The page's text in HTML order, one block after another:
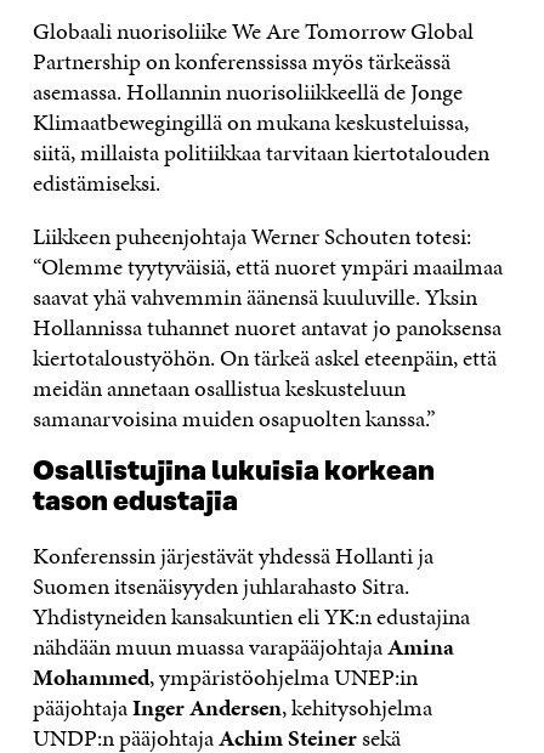
Globaali nuorisoliike We Are Tomorrow Global
Partnership on konferenssissa myös tärkeässä
asemassa. Hollannin nuorisoliikkeellä de Jonge
Klimaatbewegingillä on mukana keskusteluissa,
siitä, millaista politiikkaa tarvitaan kiertotalouden
edistämiseksi.
Liikkeen puheenjohtaja Werner Schouten totesi:
“Olemme tyytyväisiä, että nuoret ympäri maailmaa
saavat yhä vahvemmin äänensä kuuluville. Yksin
Hollannissa tuhannet nuoret antavat jo panoksensa
kiertotaloustyöhön. On tärkeä askel eteenpäin, että
meidän annetaan osallistua keskusteluun
samanarvoisina muiden osapuolten kanssa.”
Osallistujina lukuisia korkean
tason edustajia
Konferenssin järjestävät yhdessä Hollanti ja
Suomen itsenäisyyden juhlarahasto Sitra.
Yhdistyneiden kansakuntien eli YK:n edustajina
nähdään muun muassa varapääjohtajaAmina
Mohammed, ympäristöohjelma UNEP:in
pääjohtajaInger Andersen, kehitysohjelma
UNDP:n pääjohtajaAchim Steinersekä